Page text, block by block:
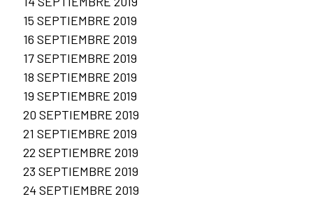
15 SEPTIEMBRE 2019
16 SEPTIEMBRE 2019
17 SEPTIEMBRE 2019
18 SEPTIEMBRE 2019
19 SEPTIEMBRE 2019
20 SEPTIEMBRE 2019
21 SEPTIEMBRE 2019
22 SEPTIEMBRE 2019
23 SEPTIEMBRE 2019
24 SEPTIEMBRE 2019